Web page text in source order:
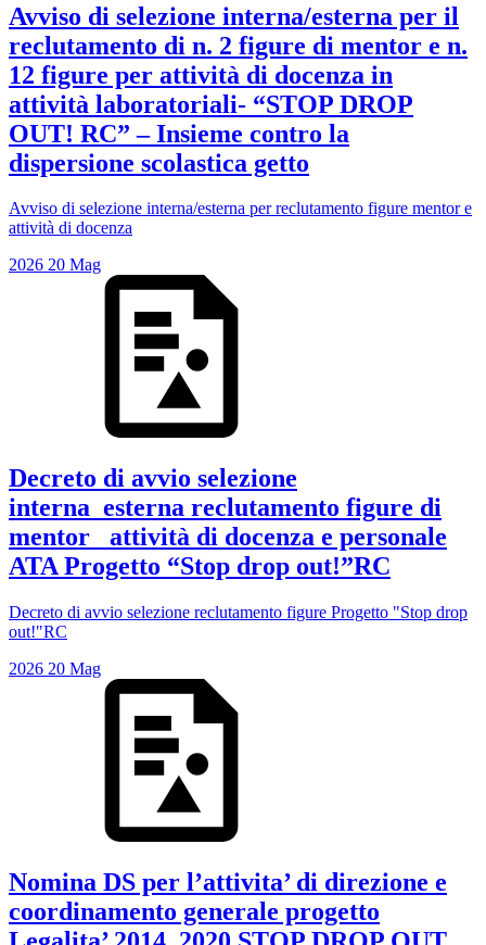
Avviso di selezione interna/esterna per il
reclutamento di n. 2 figure di mentor e n.
12 figure per attività di docenza in
attività laboratoriali- “STOP DROP
OUT! RC” – Insieme contro la
dispersione scolastica getto
Avviso di selezione interna/esterna per reclutamento figure mentor e
attività di docenza
2026 20 Mag
Decreto di avvio selezione
interna_esterna reclutamento figure di
mentor _attività di docenza e personale
ATA Progetto “Stop drop out!”RC
Decreto di avvio selezione reclutamento figure Progetto "Stop drop
out!"RC
2026 20 Mag
Nomina DS per l’attivita’ di direzione e
coordinamento generale progetto